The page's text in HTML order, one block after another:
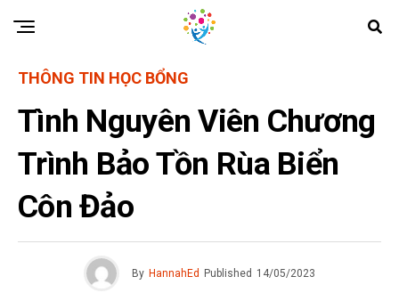
THÔNG TIN HỌC BỔNG
Tình Nguyên Viên Chương
Trình Bảo Tồn Rùa Biển
Côn Đảo
By HannahEd Published 14/05/2023